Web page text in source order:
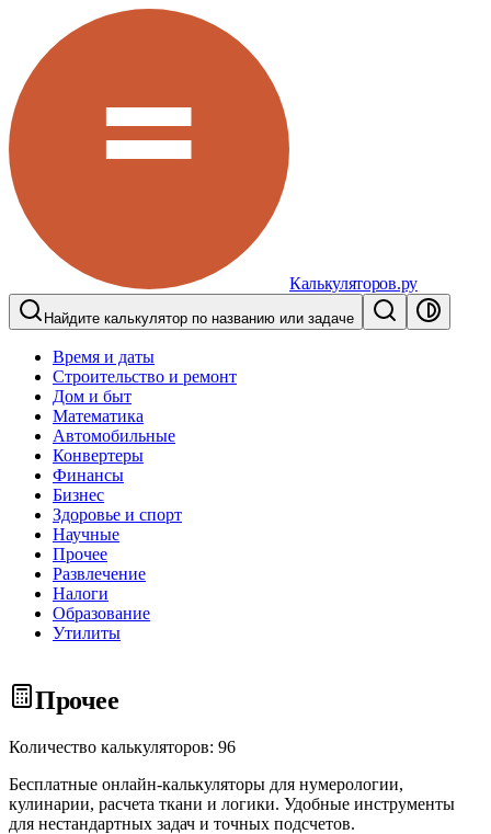
Калькуляторов.ру
Найдите калькулятор по названию или задаче
Время и даты
Строительство и ремонт
Дом и быт
Математика
Автомобильные
Конвертеры
Финансы
Бизнес
Здоровье и спорт
Научные
Прочее
Развлечение
Налоги
Образование
Утилиты
Прочее
Количество калькуляторов: 96
Бесплатные онлайн-калькуляторы для нумерологии,
кулинарии, расчета ткани и логики. Удобные инструменты
для нестандартных задач и точных подсчетов.